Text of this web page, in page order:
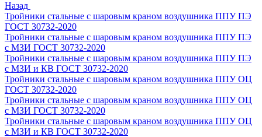
Назад
Тройники стальные с шаровым краном воздушника ППУ ПЭ
ГОСТ 30732-2020
Тройники стальные с шаровым краном воздушника ППУ ПЭ
с МЗИ ГОСТ 30732-2020
Тройники стальные с шаровым краном воздушника ППУ ПЭ
с МЗИ и КВ ГОСТ 30732-2020
Тройники стальные с шаровым краном воздушника ППУ ОЦ
ГОСТ 30732-2020
Тройники стальные с шаровым краном воздушника ППУ ОЦ
с МЗИ ГОСТ 30732-2020
Тройники стальные с шаровым краном воздушника ППУ ОЦ
с МЗИ и КВ ГОСТ 30732-2020